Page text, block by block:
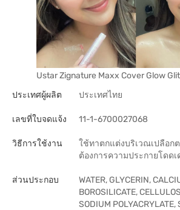
Ustar Zignature Maxx Cover Glow
ประเทศผู้ผลิต
ประเทศไทย
เลขที่ใบจดแจ้ง 11-1-6700027068
วิธีการใช้งาน
ใช้ทาตกแต่งบริเวณเปลือก
ต้องการความประกายโดดเ
ส่วนประกอบ
WATER, GLYCERIN,
BOROSILICATE,
SODIUM POLYACRYLATE,